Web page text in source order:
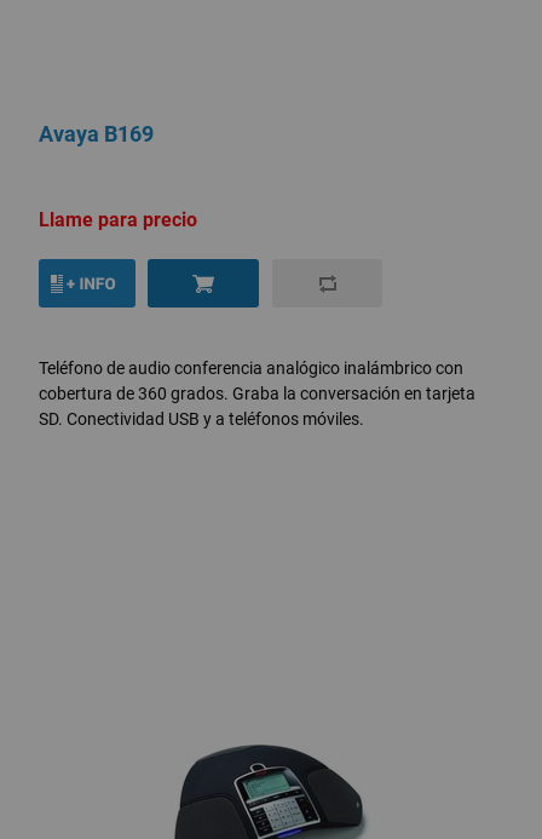
Avaya B169
Llame para precio
Teléfono de audio conferencia analógico inalámbrico con
cobertura de 360 grados. Graba la conversación en tarjeta
SD. Conectividad USB y a teléfonos móviles.